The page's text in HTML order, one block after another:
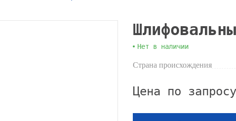
Нет в наличии
Страна происхождения
Цена по запросу